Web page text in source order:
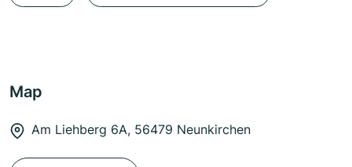
Map
Am Liehberg 6A, 56479 Neunkirchen